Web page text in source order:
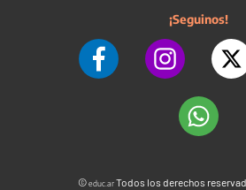
¡Seguinos!
©educ.arTodos los derechos